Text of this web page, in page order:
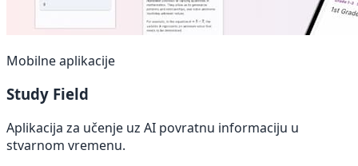
Mobilne aplikacije
Study Field
Aplikacija za učenje uz AI povratnu informaciju u
stvarnom vremenu.